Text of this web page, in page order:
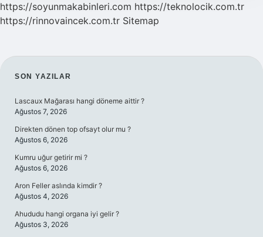
https://soyunmakabinleri.com https://teknolocik.com.tr
https://rinnovaincek.com.tr Sitemap
SIDEBAR
SON YAZILAR
Lascaux Mağarası hangi döneme aittir ?
Ağustos 7, 2026
Direkten dönen top ofsayt olur mu ?
Ağustos 6, 2026
Kumru uğur getirir mi ?
Ağustos 6, 2026
Aron Feller aslında kimdir ?
Ağustos 4, 2026
Ahududu hangi organa iyi gelir ?
Ağustos 3, 2026